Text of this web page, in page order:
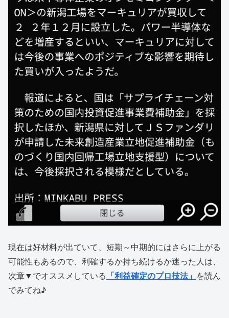
現在は好材料が出ていて、短期～中期的にはさらに上がる
可能性もあるので、利確するか持ち続けるか迷った人は、
次章▼でオススメしている 「利益確定のプロ技法」 を読ん
でみてね♪